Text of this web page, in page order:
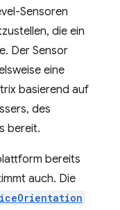
Sensoren
die ein
Der Sensor
eine
basierend auf
des
bereit.
bereits
auch. Die